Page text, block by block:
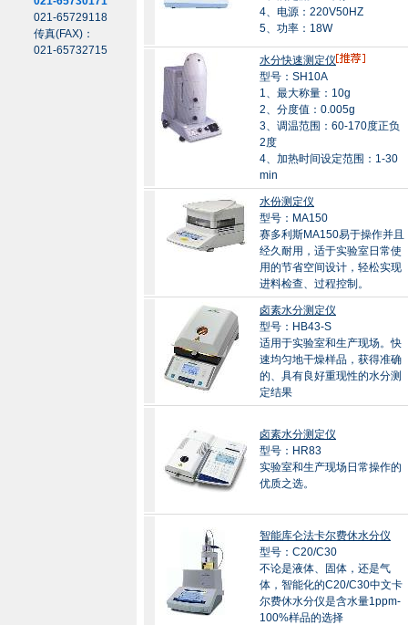
021-65729118
传真(FAX)：
021-65732715
4、电源：220V50HZ
5、功率：18W
水分快速测定仪
型号：SH10A
1、最大称量：10g
2、分度值：0.005g
3、调温范围：60-170度正负
2度
4、加热时间设定范围：1-30
min
水份测定仪
型号：MA150
赛多利斯MA150易于操作并且
经久耐用，适于实验室日常使
用的节省空间设计，轻松实现
进料检查、过程控制。
卤素水分测定仪
型号：HB43-S
适用于实验室和生产现场。快
速均匀地干燥样品，获得准确
的、具有良好重现性的水分测
定结果
卤素水分测定仪
型号：HR83
实验室和生产现场日常操作的
优质之选。
智能库仑法卡尔费休水分仪
型号：C20/C30
不论是液体、固体，还是气
体，智能化的C20/C30中文卡
尔费休水分仪是含水量1ppm-
100%样品的选择